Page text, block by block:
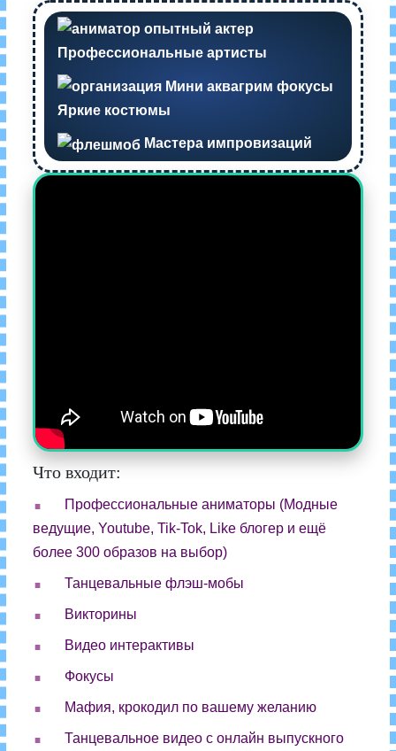
Профессиональные артисты
Яркие костюмы
Мастера импровизаций
Что входит:
.
Профессиональные аниматоры (Модные
ведущие, Youtube, Tik-Tok, Like блогер и ещё
более 300 образов на выбор)
. Танцевальные флэш-мобы
. Викторины
. Видео интерактивы
. Фокусы
. Мафия, крокодил по вашему желанию
.
Танцевальное видео с онлайн выпускного